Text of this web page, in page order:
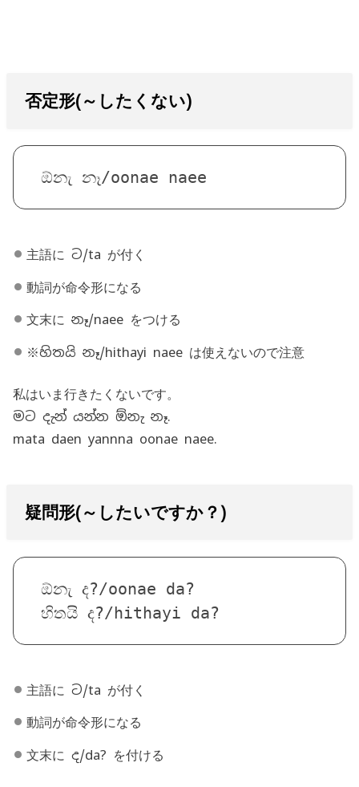
否定形(～したくない)
ඕනැ නෑ/oonae naee
主語に ට/ta が付く
動詞が命令形になる
文末に නෑ/naee をつける
※හිතයි නෑ/hithayi naee は使えないので注意
私はいま行きたくないです。
මට දැන් යන්න ඕනැ නෑ.
mata daen yannna oonae naee.
疑問形(～したいですか？)
ඕනැ ද?/oonae da?
හිතයි ද?/hithayi da?
主語に ට/ta が付く
動詞が命令形になる
文末に ද/da? を付ける